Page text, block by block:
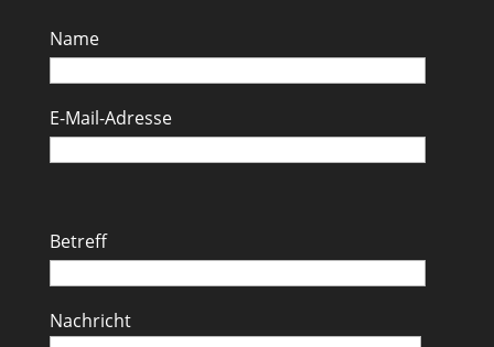
Name
E-Mail-Adresse
Betreff
Nachricht